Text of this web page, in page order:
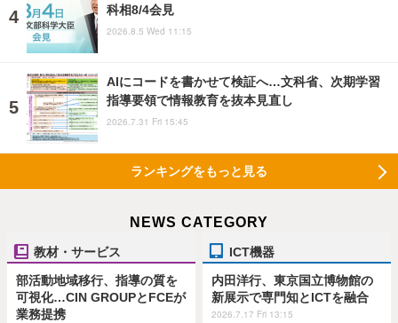
科相8/4会見
2026.8.5 Wed 11:15
AIにコードを書かせて検証へ…文科省、次期学習
指導要領で情報教育を抜本見直し
2026.7.31 Fri 15:45
ランキングをもっと見る
NEWS CATEGORY
教材・サービス
部活動地域移行、指導の質を
可視化…CIN GROUPとFCEが
業務提携
ICT機器
内田洋行、東京国立博物館の
新展示で専門知とICTを融合
2026.7.17 Fri 13:15